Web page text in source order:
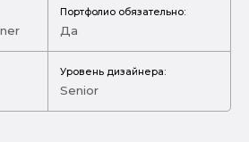
Портфолио обязательно:
Да
Уровень дизайнера:
Senior